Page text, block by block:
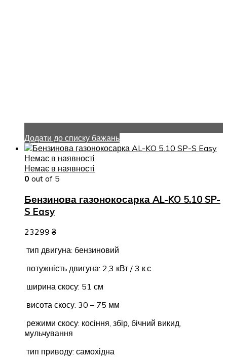
Додати до списку бажань
Немає в наявності
Немає в наявності
0 out of 5
Бензинова газонокосарка AL-KO 5.10 SP-
S Easy
23299 ₴
тип двигуна: бензиновий
потужність двигуна: 2,3 кВт / 3 к.с.
ширина скосу: 51 см
висота скосу: 30 – 75 мм
режими скосу: косіння, збір, бічний викид,
мульчування
тип приводу: самохідна